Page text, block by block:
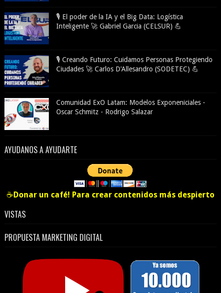
🎙️ El poder de la IA y el Big Data: Logística
Inteligente 🚀 Gabriel Garcia (CELSUR) 💪
🎙️ Creando Futuro: Cuidamos Personas Protegiendo
Ciudades 🚀 Carlos D'Allesandro (SODETEC) 💪
Comunidad ExO Latam: Modelos Exponeniciales -
Oscar Schmitz - Rodrigo Salazar
AYUDANOS A AYUDARTE
☕Donar un café! Para crear contenidos más despierto
VISTAS
PROPUESTA MARKETING DIGITAL